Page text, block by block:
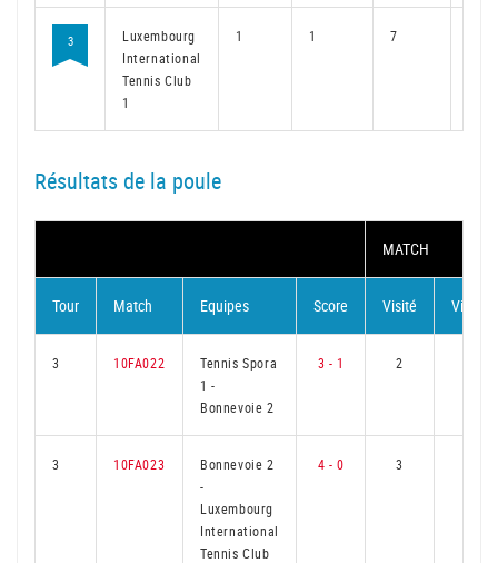
3
Luxembourg
International
Tennis Club
1
1 1 7
Résultats de la poule
MATCH
Tour Match Equipes Score Visité Visiteur
3 10FA022
Tennis Spora
1-
Bonnevoie 2
3 - 1 2
3 10FA023
Bonnevoie 2
-
Luxembourg
International
Tennis Club
4 - 0 3